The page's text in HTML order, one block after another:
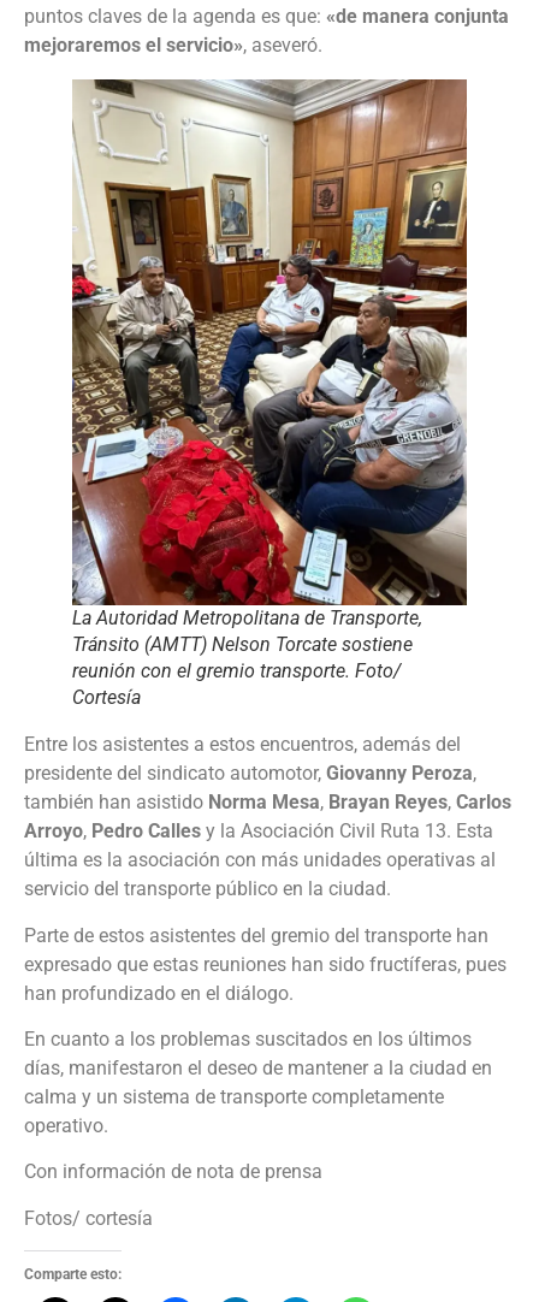
puntos claves de la agenda es que: «de manera conjunta
mejoraremos el servicio», aseveró.
La Autoridad Metropolitana de Transporte,
Tránsito (AMTT) Nelson Torcate sostiene
reunión con el gremio transporte. Foto/
Cortesía
Entre los asistentes a estos encuentros, además del
presidente del sindicato automotor, Giovanny Peroza,
también han asistido Norma Mesa, Brayan Reyes, Carlos
Arroyo, Pedro Calles y la Asociación Civil Ruta 13. Esta
última es la asociación con más unidades operativas al
servicio del transporte público en la ciudad.
Parte de estos asistentes del gremio del transporte han
expresado que estas reuniones han sido fructíferas, pues
han profundizado en el diálogo.
En cuanto a los problemas suscitados en los últimos
días, manifestaron el deseo de mantener a la ciudad en
calma y un sistema de transporte completamente
operativo.
Con información de nota de prensa
Fotos/ cortesía
Comparte esto: